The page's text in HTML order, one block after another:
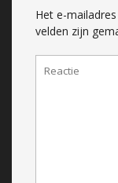
Het e-
velden zijn